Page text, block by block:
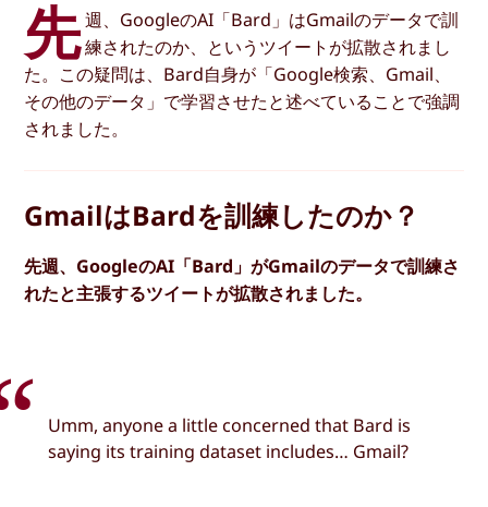
先週、GoogleのAI「Bard」はGmailのデータで訓
練されたのか、というツイートが拡散されまし
た。この疑問は、Bard自身が「Google検索、Gmail、
その他のデータ」で学習させたと述べていることで強調
されました。
GmailはBardを訓練したのか？
先週、GoogleのAI「Bard」がGmailのデータで訓練さ
れたと主張するツイートが拡散されました。
Umm, anyone a little concerned that Bard is
saying its training dataset includes… Gmail?